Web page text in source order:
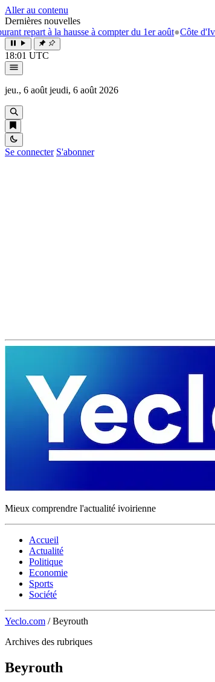
Aller au contenu
Dernières nouvelles
la hausse à compter du 1er août●Côte d'Ivoire : la
18:01 UTC
jeu., 6 août jeudi, 6 août 2026
Se connecter S'abonner
Mieux comprendre l'actualité ivoirienne
Accueil
Actualité
Politique
Economie
Sports
Société
Yeclo.com / Beyrouth
Archives des rubriques
Beyrouth